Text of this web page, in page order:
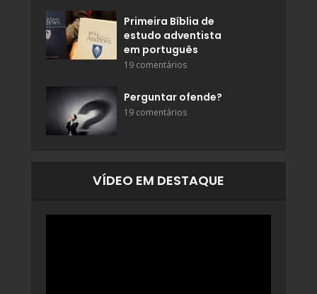
Primeira Bíblia de
estudo adventista
em português
19 comentários
Perguntar ofende?
19 comentários
VÍDEO EM DESTAQUE